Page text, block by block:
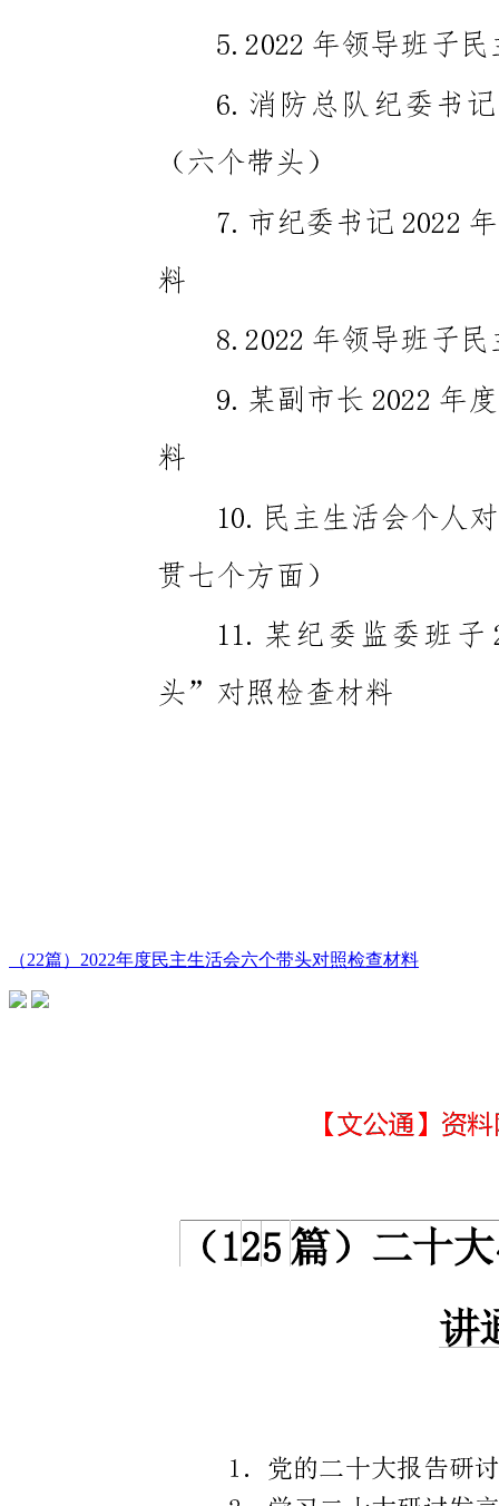
（22篇）2022年度民主生活会六个带头对照检查材料